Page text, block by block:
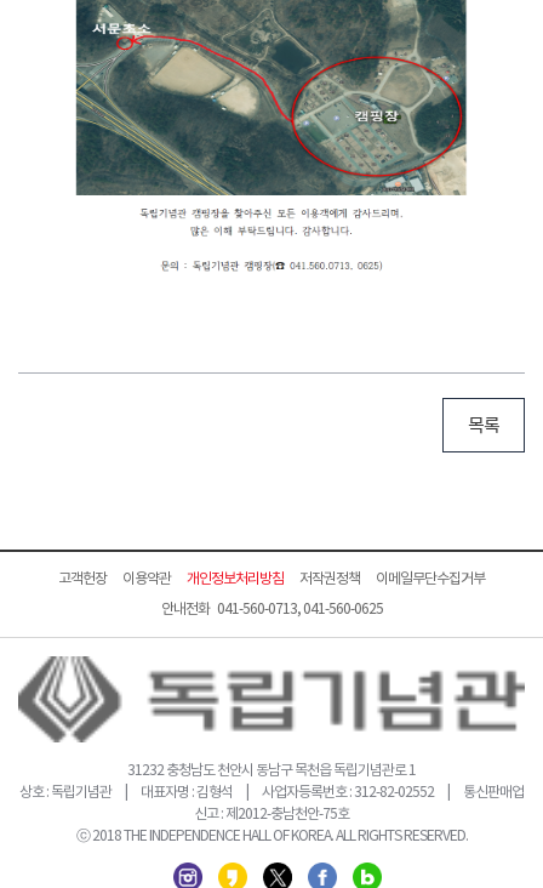
목록
고객헌장 이용약관 개인정보처리방침 저작권정책
이메일무단수집거부
안내전화 041-560-0713, 041-560-0625
31232 충청남도 천안시 동남구 목천읍 독립기념관로 1
상호 : 독립기념관 | 대표자명 : 김형석 | 사업자등록번호 : 312-82-02552 | 통신판매업
신고 : 제2012-충남천안-75호
ⓒ 2018 THE INDEPENDENCE HALL OF KOREA. ALL RIGHTS RESERVED.